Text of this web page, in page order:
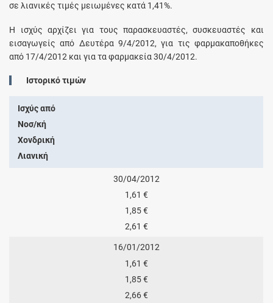
σε λιανικές τιμές μειωμένες κατά 1,41%.
Η ισχύς αρχίζει για τους παρασκευαστές, συσκευαστές και
εισαγωγείς από Δευτέρα 9/4/2012, για τις φαρμακαποθήκες
από 17/4/2012 και για τα φαρμακεία 30/4/2012.
Ιστορικό τιμών
Ισχύς από
Νοσ/κή
Χονδρική
Λιανική
30/04/2012
1,61 €
1,85 €
2,61 €
16/01/2012
1,61 €
1,85 €
2,66 €